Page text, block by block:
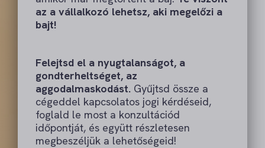
az a vállalkozó lehetsz, aki megelőzi a
bajt!
Felejtsd el a nyugtalanságot, a
gondterheltséget, az
aggodalmaskodást. Gyűjtsd össze a
cégeddel kapcsolatos jogi kérdéseid,
foglald le most a konzultációd
időpontját, és együtt részletesen
megbeszéljük a lehetőségeid!